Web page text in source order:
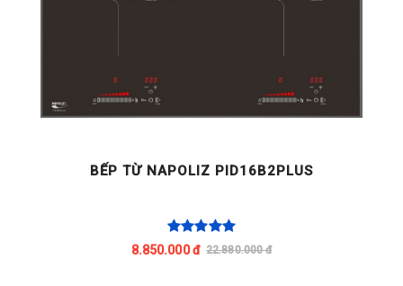
BẾP TỪ NAPOLIZ PID16B2PLUS
8.850.000 đ 22.880.000 đ